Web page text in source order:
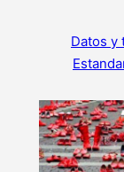
Datos y